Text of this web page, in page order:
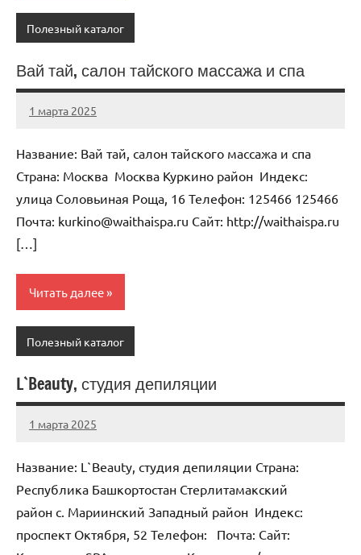
Полезный каталог
Вай тай, салон тайского массажа и спа
1 марта 2025
Anisa
Нет
Название: Вай тай, салон тайского массажа и спа
Страна: Москва Москва Куркино район Индекс:
улица Соловьиная Роща, 16 Телефон: 125466 125466
Почта: kurkino@waithaispa.ru Cайт: http://waithaispa.ru
[…]
Читать далее
Полезный каталог
L`Beauty, студия депиляции
1 марта 2025
Anisa
Нет
Название: L`Beauty, студия депиляции Страна:
Республика Башкортостан Стерлитамакский
район с. Мариинский Западный район Индекс:
проспект Октября, 52 Телефон: Почта: Cайт: